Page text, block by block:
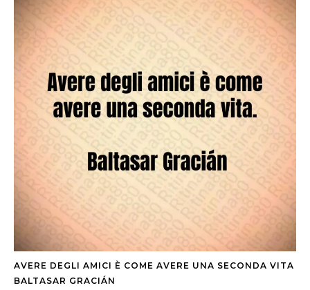
AVERE DEGLI AMICI È COME AVERE UNA SECONDA VITA
BALTASAR GRACIÁN